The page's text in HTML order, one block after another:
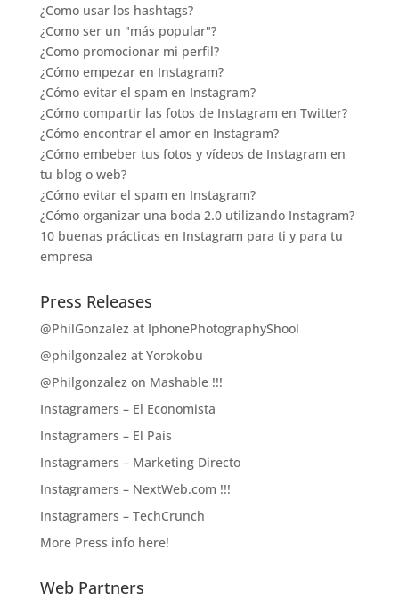
¿Como usar los hashtags?
¿Como ser un "más popular"?
¿Como promocionar mi perfil?
¿Cómo empezar en Instagram?
¿Cómo evitar el spam en Instagram?
¿Cómo compartir las fotos de Instagram en Twitter?
¿Cómo encontrar el amor en Instagram?
¿Cómo embeber tus fotos y vídeos de Instagram en
tu blog o web?
¿Cómo evitar el spam en Instagram?
¿Cómo organizar una boda 2.0 utilizando Instagram?
10 buenas prácticas en Instagram para ti y para tu
empresa
Press Releases
@PhilGonzalez at IphonePhotographyShool
@philgonzalez at Yorokobu
@Philgonzalez on Mashable !!!
Instagramers – El Economista
Instagramers – El Pais
Instagramers – Marketing Directo
Instagramers – NextWeb.com !!!
Instagramers – TechCrunch
More Press info here!
Web Partners